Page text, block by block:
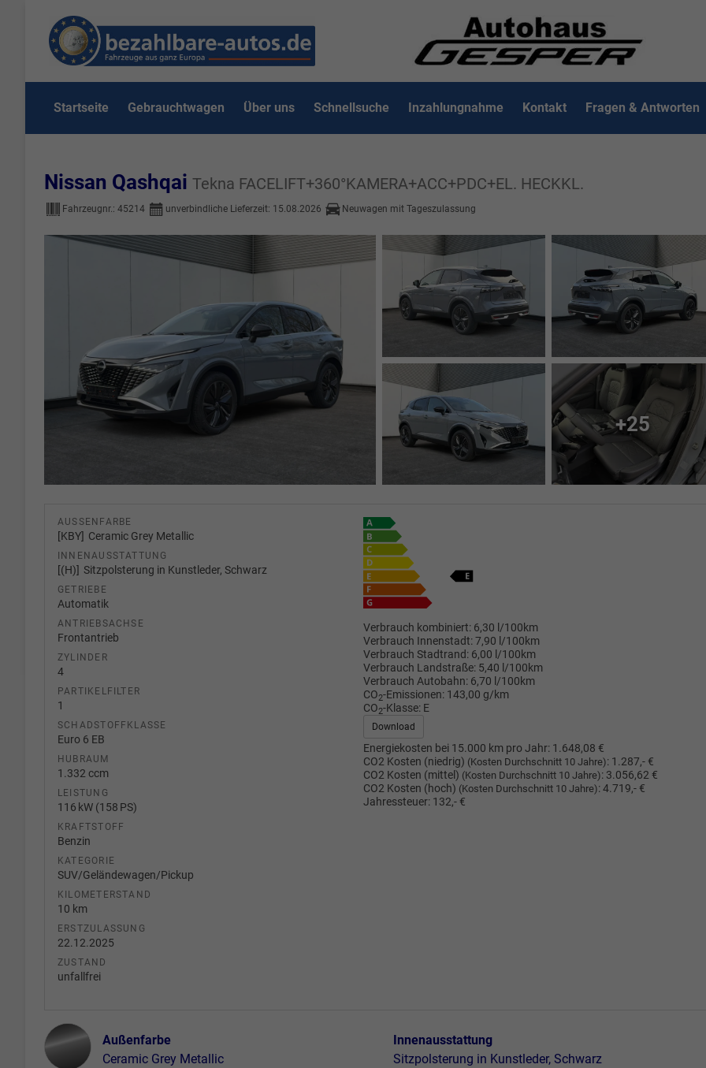
Startseite Gebrauchtwagen Über uns Schnellsuche Inzahlungnahme Kontakt Fragen & Antworten
Nissan Qashqai Tekna FACELIFT+360°KAMERA+ACC+PDC+EL. HECKKL.
Fahrzeugnr.: 45214 unverbindliche Lieferzeit: 15.08.2026 Neuwagen mit Tageszulassung
+25
AUSSENFARBE
KBY Ceramic Grey Metallic
INNENAUSSTATTUNG
(H) Sitzpolsterung in Kunstleder, Schwarz
GETRIEBE
Automatik
ANTRIEBSACHSE
Frontantrieb
ZYLINDER
4
PARTIKELFILTER
1
SCHADSTOFFKLASSE
Euro 6 EB
HUBRAUM
1.332 ccm
LEISTUNG
116 kW (158 PS)
KRAFTSTOFF
Benzin
KATEGORIE
SUV/Geländewagen/Pickup
KILOMETERSTAND
10 km
ERSTZULASSUNG
22.12.2025
ZUSTAND
unfallfrei
Verbrauch kombiniert: 6,30 l/100km
Verbrauch Innenstadt:7,90 l/100km
Verbrauch Stadtrand: 6,00 l/100km
Verbrauch Landstraße: 5,40 l/100km
Verbrauch Autobahn: 6,70 l/100km
CO2-Emissionen: 143,00 g/km
CO2-Klasse: E
Download
Energiekosten bei 15.000 km pro Jahr: 1.648,08 €
CO2 Kosten (niedrig) (Kosten Durchschnitt 10 Jahre): 1.287,- €
CO2 Kosten (mittel) (Kosten Durchschnitt 10 Jahre): 3.056,62 €
CO2 Kosten (hoch) (Kosten Durchschnitt 10 Jahre):4.719,- €
Jahressteuer: 132,- €
Außenfarbe
Ceramic Grey Metallic
Innenausstattung
Sitzpolsterung in Kunstleder, Schwarz